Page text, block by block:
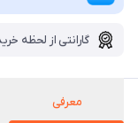
گارانتی از لحظه
معرفی